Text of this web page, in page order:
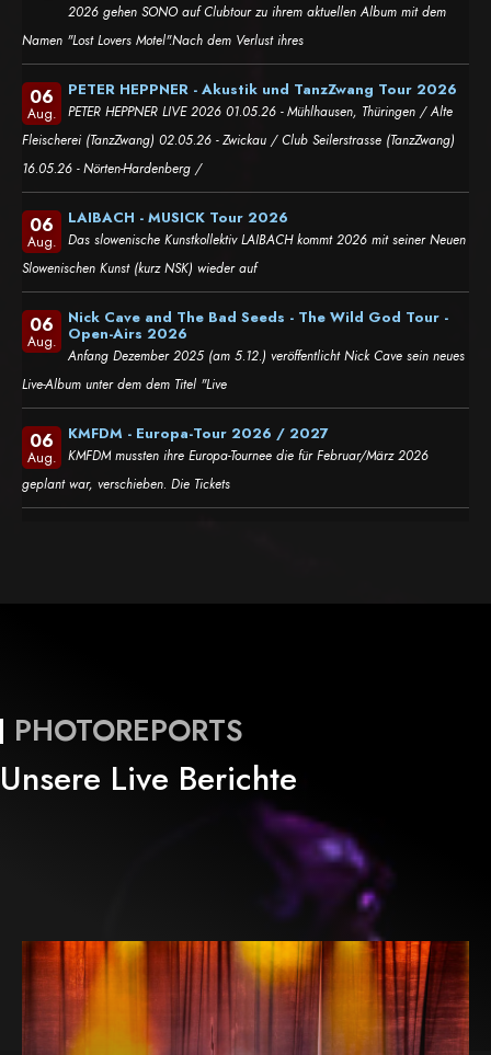
2026 gehen SONO auf Clubtour zu ihrem aktuellen Album mit dem
Namen "Lost Lovers Motel".Nach dem Verlust ihres
06
Aug.
PETER HEPPNER - Akustik und TanzZwang Tour 2026
PETER HEPPNER LIVE 2026 01.05.26 - Mühlhausen, Thüringen / Alte
Fleischerei (TanzZwang) 02.05.26 - Zwickau / Club Seilerstrasse (TanzZwang)
16.05.26 - Nörten-Hardenberg /
06
Aug.
LAIBACH - MUSICK Tour 2026
Das slowenische Kunstkollektiv LAIBACH kommt 2026 mit seiner Neuen
Slowenischen Kunst (kurz NSK) wieder auf
06
Aug.
Nick Cave and The Bad Seeds - The Wild God Tour -
Open-Airs 2026
Anfang Dezember 2025 (am 5.12.) veröffentlicht Nick Cave sein neues
Live-Album unter dem dem Titel "Live
06
Aug.
KMFDM - Europa-Tour 2026 / 2027
KMFDM mussten ihre Europa-Tournee die für Februar/März 2026
geplant war, verschieben. Die Tickets
PHOTOREPORTS
Unsere Live Berichte